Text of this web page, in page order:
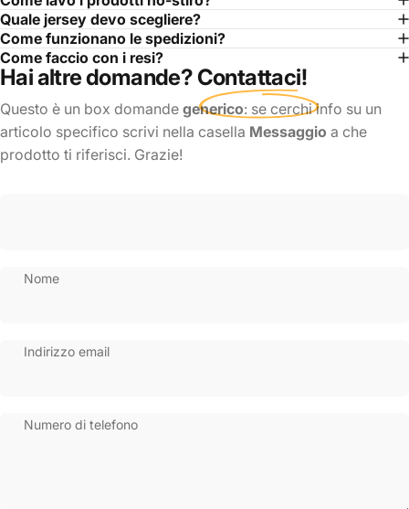
Quale jersey devo scegliere?
Come funzionano le spedizioni?
Come faccio con i resi?
Hai altre domande? Contattaci!
Questo è un box domande generico: se cerchi info su un
articolo specifico scrivi nella casella Messaggio a che
prodotto ti riferisci. Grazie!
Nome
Indirizzo email
Numero di telefono